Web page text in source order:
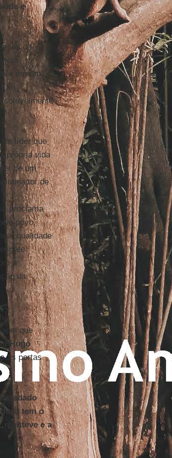
e
da
e em um
de líder que
própria vida
de um
de
e
proclama
povo,
qualidade
a
da
que
Hugo
as portas
tem o
manteve e a